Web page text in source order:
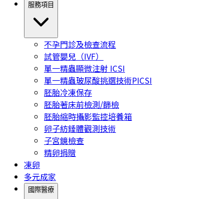
服務項目
不孕門診及檢查流程
試管嬰兒（IVF）
單一精蟲顯微注射 ICSI
單一精蟲玻尿酸挑選技術PICSI
胚胎冷凍保存
胚胎著床前檢測/篩檢
胚胎縮時攝影監控培養箱
卵子紡錘體觀測技術
子宮鏡檢查
精卵捐贈
凍卵
多元成家
國際醫療